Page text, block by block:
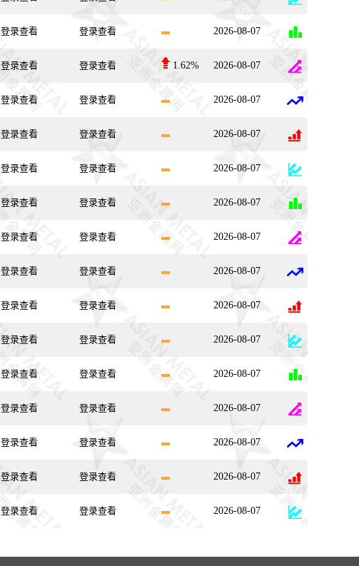
登录查看 登录查看 2026-08-07
登录查看 登录查看 1.62% 2026-08-07
登录查看 登录查看 2026-08-07
登录查看 登录查看 2026-08-07
登录查看 登录查看 2026-08-07
登录查看 登录查看 2026-08-07
登录查看 登录查看 2026-08-07
登录查看 登录查看 2026-08-07
登录查看 登录查看 2026-08-07
登录查看 登录查看 2026-08-07
登录查看 登录查看 2026-08-07
登录查看 登录查看 2026-08-07
登录查看 登录查看 2026-08-07
登录查看 登录查看 2026-08-07
登录查看 登录查看 2026-08-07